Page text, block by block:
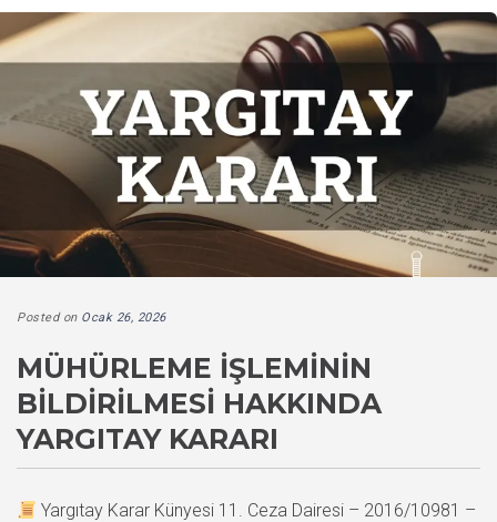
Posted on Ocak 26, 2026
MÜHÜRLEME İŞLEMININ
BILDIRILMESI HAKKINDA
YARGITAY KARARI
Yargıtay Karar Künyesi 11. Ceza Dairesi – 2016/10981 –